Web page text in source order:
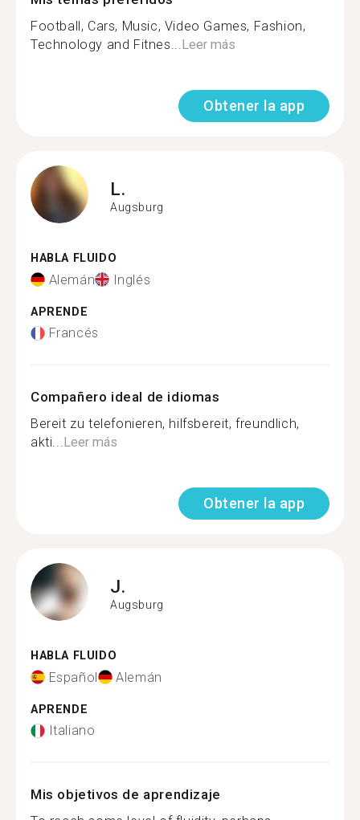
Football, Cars, Music, Video Games, Fashion,
Technology and Fitnes...Leer más
Obtener la app
L.
Augsburg
HABLA FLUIDO
Alemán Inglés
APRENDE
Francés
Compañero ideal de idiomas
Bereit zu telefonieren, hilfsbereit, freundlich,
akti...Leer más
Obtener la app
J.
Augsburg
HABLA FLUIDO
Español Alemán
APRENDE
Italiano
Mis objetivos de aprendizaje